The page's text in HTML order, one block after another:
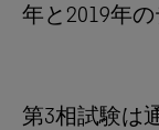
年と2019年
第3相試験は